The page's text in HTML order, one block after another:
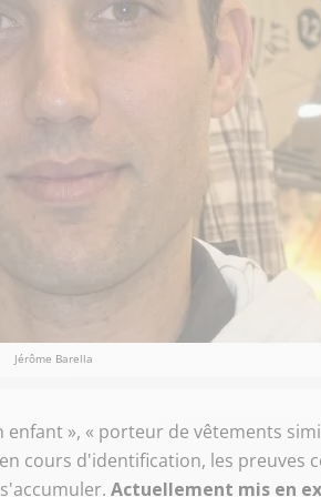
Jérôme Barella
», « porteur de vêtements
cours d'identification, les preuves
Actuellement mis en